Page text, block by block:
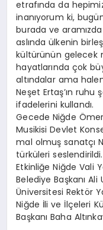
etrafında da
inanıyorum ki,
burada ve
aslında ülkenin
kültürünün gelecek
hayatlarında çok
altındalar ama
Neşet Ertaş’ın ruhu
ifadelerini kullandı.
Gecede Niğde
Musikisi Devlet
mal olmuş sanatçı
türküleri seslendirildi.
Etkinliğe Niğde Vali
Belediye Başkanı
Üniversitesi Rektör
Niğde İli ve İlçeleri
Başkanı Baha